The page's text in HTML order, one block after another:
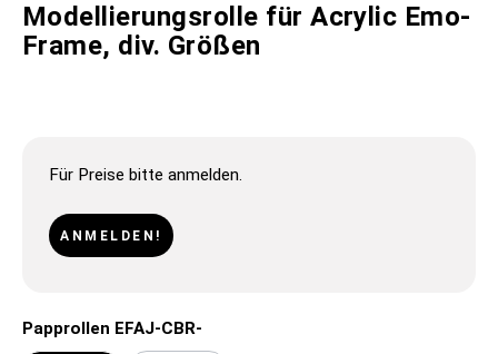
Modellierungsrolle für Acrylic Emo-
Frame, div. Größen
Für Preise bitte anmelden.
ANMELDEN!
Papprollen EFAJ-CBR-